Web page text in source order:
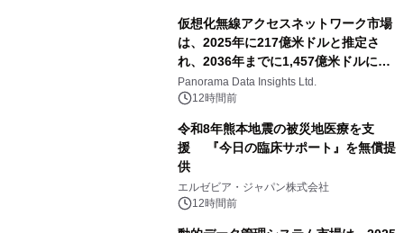
仮想化無線アクセスネットワーク市場
は、2025年に217億米ドルと推定さ
れ、2036年までに1,457億米ドルに達
すると予測されており、予測期間
（2026年～2036年）
Panorama Data Insights Ltd.
12時間前
令和8年熊本地震の被災地医療を支
援 『今日の臨床サポート』を無償提
供
エルゼビア・ジャパン株式会社
12時間前